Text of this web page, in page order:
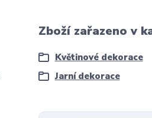
Zboží zařazeno v
Květinové dekorace
Jarní dekorace